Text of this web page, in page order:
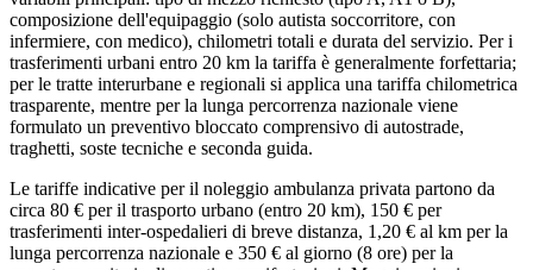
composizione dell'equipaggio (solo autista soccorritore, con
infermiere, con medico), chilometri totali e durata del servizio. Per i
trasferimenti urbani entro 20 km la tariffa è generalmente forfettaria;
per le tratte interurbane e regionali si applica una tariffa chilometrica
trasparente, mentre per la lunga percorrenza nazionale viene
formulato un preventivo bloccato comprensivo di autostrade,
traghetti, soste tecniche e seconda guida.
Le tariffe indicative per il noleggio ambulanza privata partono da
circa 80 € per il trasporto urbano (entro 20 km), 150 € per
trasferimenti inter-ospedalieri di breve distanza, 1,20 € al km per la
lunga percorrenza nazionale e 350 € al giorno (8 ore) per la